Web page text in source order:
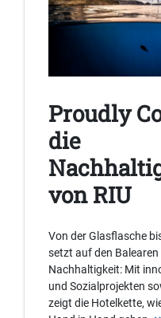
Proudly
die
von RIU
Von der Glasflasche
setzt auf den
Nachhaltigkeit: Mit
und Sozialprojekten
zeigt die Hotelkette,